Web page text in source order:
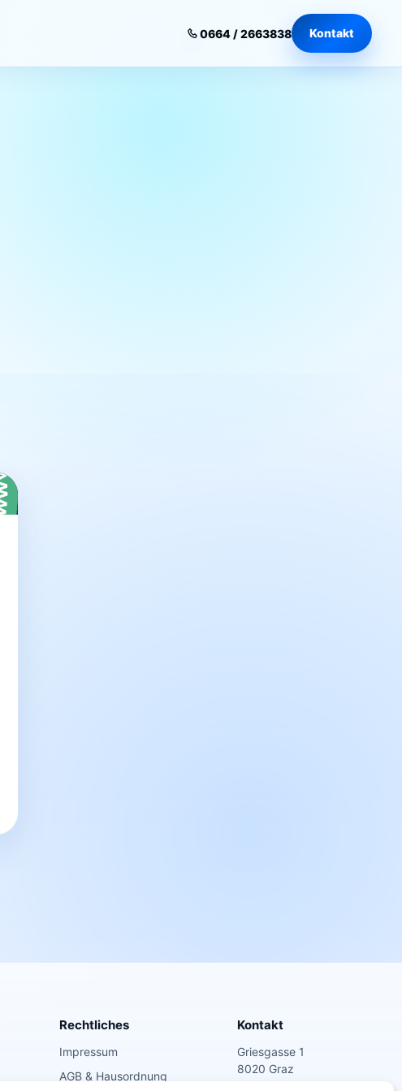
0664 / 2663838 Kontakt
Rechtliches
Impressum
AGB & Hausordnung
Kontakt
Griesgasse 1
8020 Graz